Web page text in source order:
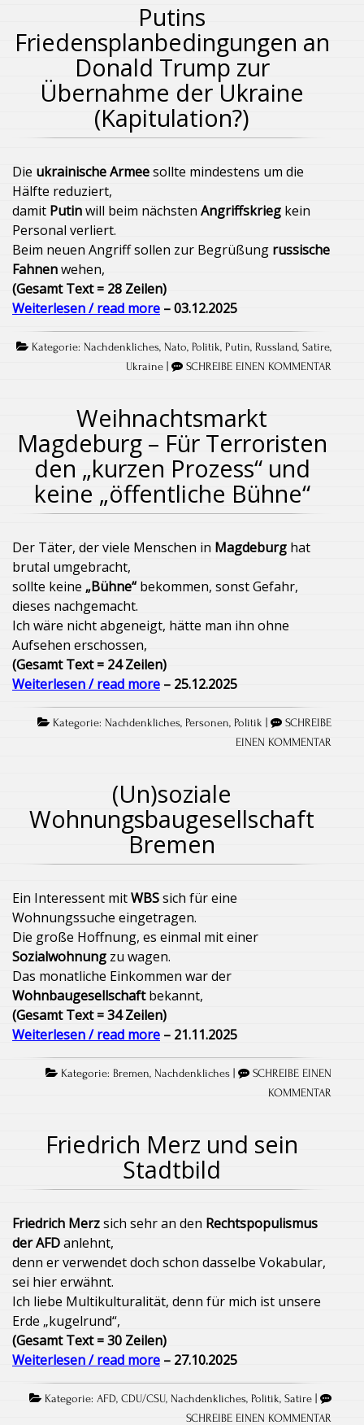
Putins
Friedensplanbedingungen an
Donald Trump zur
Übernahme der Ukraine
(Kapitulation?)
Die ukrainische Armeesollte mindestens um die
Hälfte reduziert,
damit Putinwill beim nächsten Angriffskrieg kein
Personal verliert.
Beim neuen Angriff sollen zur Begrüßung russische
Fahnenwehen,
(Gesamt Text = 28 Zeilen)
Weiterlesen / read more – 03.12.2025
Kategorie: Nachdenkliches, Nato, Politik, Putin, Russland, Satire,
Ukraine
SCHREIBE EINEN KOMMENTAR
Weihnachtsmarkt
Magdeburg – Für Terroristen
den „kurzen Prozess“ und
keine „öffentliche Bühne“
Der Täter, der viele Menschen in Magdeburg hat
brutal umgebracht,
sollte keine „Bühne“ bekommen, sonst Gefahr,
dieses nachgemacht.
Ich wäre nicht abgeneigt, hätte man ihn ohne
Aufsehen erschossen,
(Gesamt Text = 24 Zeilen)
Weiterlesen / read more – 25.12.2025
Kategorie: Nachdenkliches, Personen, Politik
SCHREIBE
EINEN KOMMENTAR
(Un)soziale
Wohnungsbaugesellschaft
Bremen
Ein Interessent mitWBSsich für eine
Wohnungssuche eingetragen.
Die große Hoffnung, es einmal mit einer
Sozialwohnung zu wagen.
Das monatliche Einkommen war der
Wohnbaugesellschaftbekannt,
(Gesamt Text = 34 Zeilen)
Weiterlesen / read more – 21.11.2025
Kategorie: Bremen, Nachdenkliches
SCHREIBE EINEN
KOMMENTAR
Friedrich Merz und sein
Stadtbild
Friedrich Merzsich sehr an den Rechtspopulismus
derAFDanlehnt,
denn er verwendet doch schon dasselbe Vokabular,
sei hier erwähnt.
Ich liebe Multikulturalität, denn für mich ist unsere
Erde „kugelrund“,
(Gesamt Text = 30 Zeilen)
Weiterlesen / read more – 27.10.2025
Kategorie: AFD, CDU/CSU, Nachdenkliches, Politik, Satire
SCHREIBE EINEN KOMMENTAR